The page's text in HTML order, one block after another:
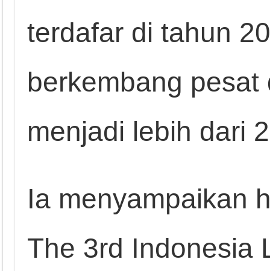
terdafar di tahun
berkembang
menjadi lebih dari
Ia menyampaikan
The 3rd Indonesia